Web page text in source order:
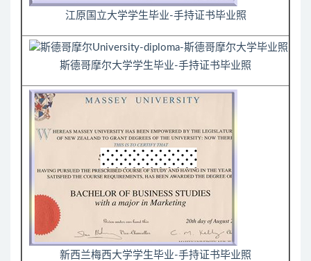
江原国立大学学生毕业-手持证书毕业照
斯德哥摩尔大学学生毕业-手持证书毕业照
新西兰梅西大学学生毕业-手持证书毕业照